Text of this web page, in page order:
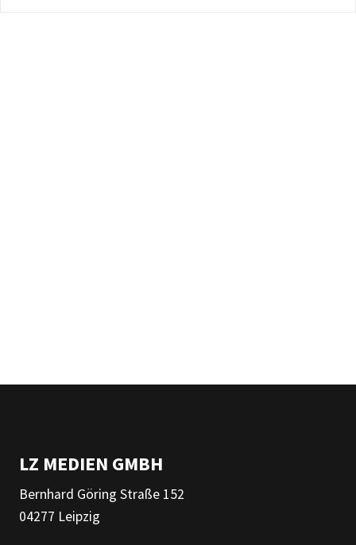
LZ MEDIEN GMBH
Bernhard Göring Straße 152
04277 Leipzig